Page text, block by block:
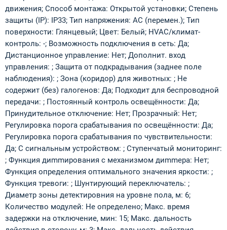
движения; Способ монтажа: Открытой установки; Степень
защиты (IP): IP33; Тип напряжения: AC (перемен.); Тип
поверхности: Глянцевый; Цвет: Белый; HVAC/климат-
контроль: -; Возможность подключения в сеть: Да;
Дистанционное управление: Нет; Дополнит. вход
управления: ; Защита от подкрадывания (заднее поле
наблюдения): ; Зона (коридор) для животных: ; Не
содержит (без) галогенов: Да; Подходит для беспроводной
передачи: ; Постоянный контроль освещённости: Да;
Принудительное отключение: Нет; Прозрачный: Нет;
Регулировка порога срабатывания по освещённости: Да;
Регулировка порога срабатывания по чувствительности:
Да; С сигнальным устройством: ; Ступенчатый мониторинг:
; Функция диmmирования с механизмом диmmера: Нет;
Функция определения оптимального значения яркости: ;
Функция тревоги: ; Шунтирующий переключатель: ;
Диаметр зоны детектировния на уровне пола, м: 6;
Количество модулей: Не определено; Макс. время
задержки на отключение, мин: 15; Макс. дальность